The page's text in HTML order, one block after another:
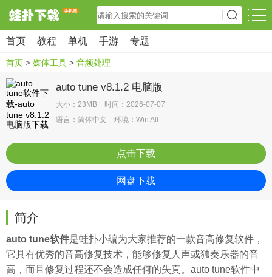
首页 教程 单机 手游 专题
首页 > 媒体工具 > 音频处理
auto tune v8.1.2 电脑版
大小：23MB 时间：2026-07-07
语言：简体中文 环境：Win All
点击下载
网盘下载
简介
auto tune软件是蛙扑小编为大家推荐的一款音高修复软件，
它具有优秀的音高修复技术，能够修复人声或独奏乐器的音
高，而且修复过程还不会造成任何的失真。auto tune软件中